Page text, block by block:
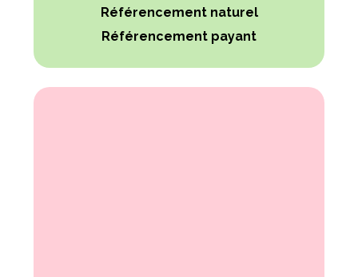
Référencement naturel
Référencement payant